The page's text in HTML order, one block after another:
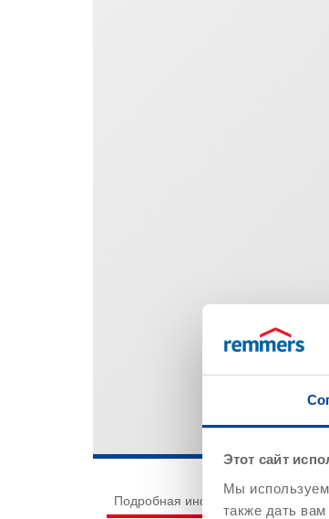
Этот сайт
Мы
также дать
Подробная информация о продукте